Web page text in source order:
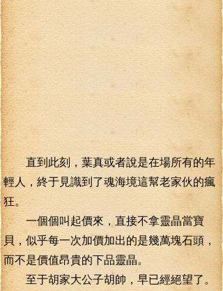
直到此刻，葉真或者說是在場所有的年
輕人，終于見識到了魂海境這幫老家伙的瘋
狂。
一個個叫起價來，直接不拿靈晶當寶
貝，似乎每一次加價加出的是幾萬塊石頭，
而不是價值昂貴的下品靈晶。
至于胡家大公子胡帥，早已經絕望了。